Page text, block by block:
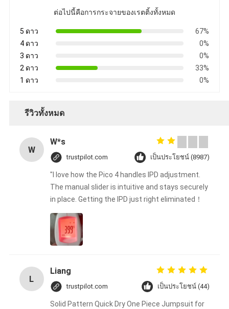
ต่อไปนี้คือการกระจายของเรตติ้งทั้งหมด
5 ดาว
67%
4 ดาว
0%
3 ดาว
0%
2 ดาว
33%
1 ดาว
0%
รีวิวทั้งหมด
W
W*s
trustpilot.com เป็นประโยชน์ (8987)
"I love how the Pico 4 handles IPD adjustment.
The manual slider is intuitive and stays securely
in place. Getting the IPD just right eliminated！
L
Liang
trustpilot.com เป็นประโยชน์ (44)
Solid Pattern Quick Dry One Piece Jumpsuit for